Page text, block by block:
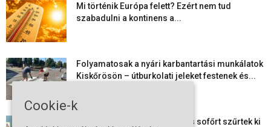
Mi történik Európa felett? Ezért nem tud
szabadulni a kontinens a...
Folyamatosak a nyári karbantartási munkálatok
Kiskőrösön – útburkolati jeleket festenek és...
Több száz gyorshajtót és ittas sofőrt szűrtek ki
Cookie-k